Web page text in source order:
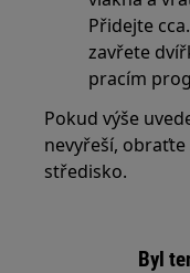
Přidejte
zavřete
pracím
Pokud výše
nevyřeší,
středisko.
Byl